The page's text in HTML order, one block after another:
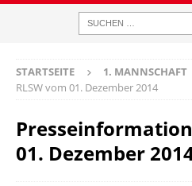
STARTSEITE 1. MANNSCHAFT
RLSW vom 01. Dezember 2014
01. Dezember